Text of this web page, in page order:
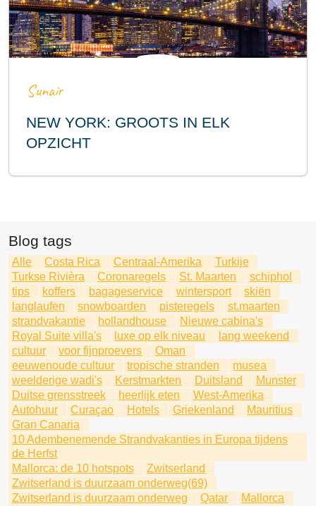
Sunair
NEW YORK: GROOTS IN ELK
OPZICHT
Blog tags
Alle Costa Rica Centraal-Amerika
Turkije
Turkse Rivièra
Coronaregels St. Maarten
schiphol
tips
koffers bagageservice wintersport
skiën
langlaufen
snowboarden pisteregels
st.maarten
strandvakantie
hollandhouse
Nieuwe cabina's
Royal Suite villa's
luxe op elk niveau
lang weekend
cultuur
voor fijnproevers
Oman
eeuwenoude cultuur
tropische stranden
musea
weelderige wadi's
Kerstmarkten Duitsland
Munster
Duitse grensstreek
heerlijk eten
West-Amerika
Autohuur
Curaçao Hotels Griekenland
Mauritius
Gran Canaria
10 Adembenemende Strandvakanties in Europa tijdens
de Herfst
Mallorca: de 10 hotspots
Zwitserland
Zwitserland is duurzaam onderweg(69)
Zwitserland is duurzaam onderweg
Qatar
Mallorca